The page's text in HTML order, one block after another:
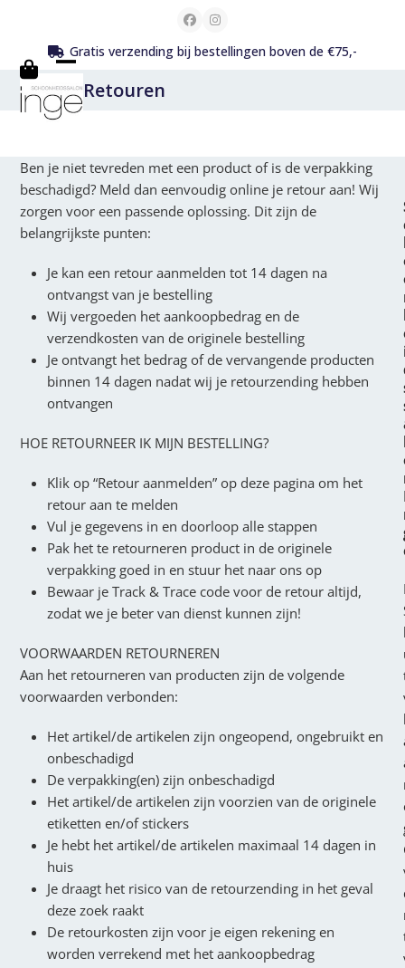
content
FacebookInstagram
Gratis verzending bij bestellingen boven de €75,-
Open
mobile
Close
mobile
Retouren
Ben je niet tevreden met een product of is de verpakking
beschadigd? Meld dan eenvoudig online je retour aan! Wij
zorgen voor een passende oplossing. Dit zijn de
belangrijkste punten:
Je kan een retour aanmelden tot 14 dagen na
ontvangst van je bestelling
Wij vergoeden het aankoopbedrag en de
verzendkosten van de originele bestelling
Je ontvangt het bedrag of de vervangende producten
binnen 14 dagen nadat wij je retourzending hebben
ontvangen
HOE RETOURNEER IK MIJN BESTELLING?
Klik op “Retour aanmelden” op deze pagina om het
retour aan te melden
Vul je gegevens in en doorloop alle stappen
Pak het te retourneren product in de originele
verpakking goed in en stuur het naar ons op
Bewaar je Track & Trace code voor de retour altijd,
zodat we je beter van dienst kunnen zijn!
VOORWAARDEN RETOURNEREN
Aan het retourneren van producten zijn de volgende
voorwaarden verbonden:
Het artikel/de artikelen zijn ongeopend, ongebruikt en
onbeschadigd
De verpakking(en) zijn onbeschadigd
Het artikel/de artikelen zijn voorzien van de originele
etiketten en/of stickers
Je hebt het artikel/de artikelen maximaal 14 dagen in
huis
Je draagt het risico van de retourzending in het geval
deze zoek raakt
De retourkosten zijn voor je eigen rekening en
worden verrekend met het aankoopbedrag